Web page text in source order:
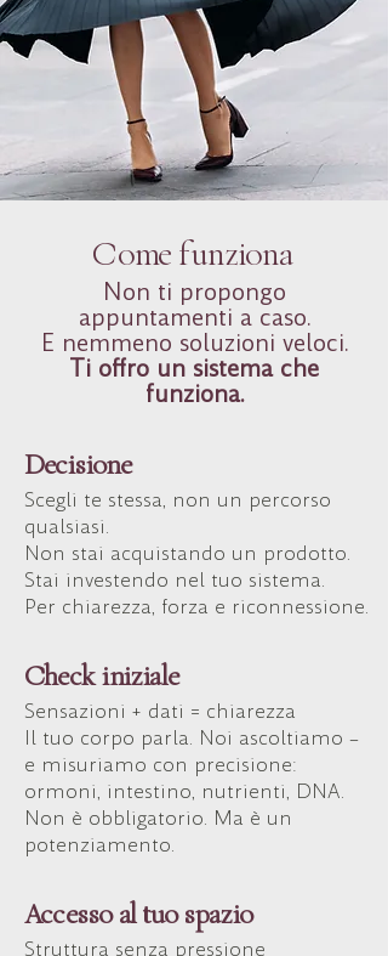
Come funziona
Non ti propongo
appuntamenti a caso.
E nemmeno soluzioni veloci.
Ti offro un sistema che
funziona.
Decisione
Scegli te stessa, non un percorso
qualsiasi.
Non stai acquistando un prodotto.
Stai investendo nel tuo sistema.
Per chiarezza, forza e riconnessione.
Check iniziale
Sensazioni + dati = chiarezza
Il tuo corpo parla. Noi ascoltiamo –
e misuriamo con precisione:
ormoni, intestino, nutrienti, DNA.
Non è obbligatorio. Ma è un
potenziamento.
Accesso al tuo spazio
Struttura senza pressione